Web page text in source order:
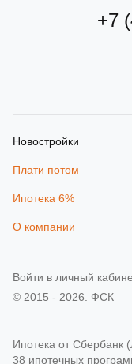
+7
Новостройки
Плати потом
Ипотека 6%
О компании
© 2015 - 2026. ФСК
Ипотека от
38 ипотечных
Войти в личный